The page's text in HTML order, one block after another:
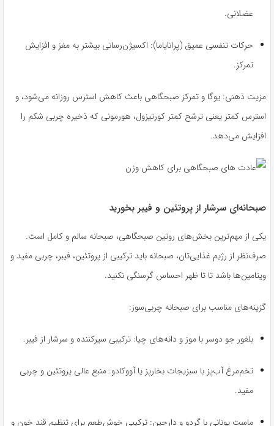
عضلانی.
حرکات تنفسی عمیق (پرانایاما): اکسیژن‌رسانی بیشتر به مغز و افزایش
تمرکز.
مزیت ذهنی: یوگا و تمرکز صبحگاهی باعث کاهش استرس روزانه می‌شود، و
استرس کمتر یعنی ترشح کمتر کورتیزول، هورمونی که ذخیره چربی شکم را
افزایش می‌دهد.
صبحانه‌ای سرشار از پروتئین و فیبر بخورید
یکی از مهم‌ترین بخش‌های روتین صبحگاهی، صبحانه سالم و کامل است.
صرف‌نظر از رژیم غذایی‌تان، صبحانه باید ترکیبی از پروتئین، فیبر، چربی مفید و
ویتامین‌ها باشد تا تا ظهر احساس گرسنگی نکنید.
گزینه‌های مناسب برای صبحانه چربی‌سوز:
بلغور جو دوسر با موز و دانه‌های چیا: ترکیبی سیرکننده و سرشار از فیبر.
تخم‌مرغ آب‌پز با سبزیجات بخارپز یا آووکادو: منبع عالی پروتئین و چربی
مفید.
ماست یونانی با گردو و دارچین: ترکیبی خوش‌طعم برای تنظیم قند خون و